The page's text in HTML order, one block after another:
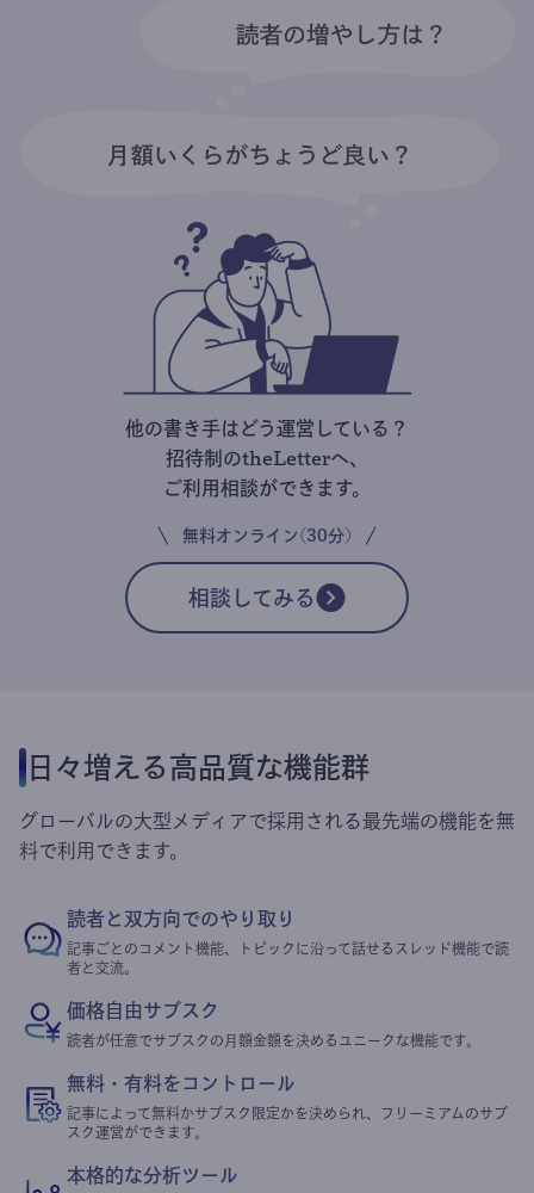
他の書き手はどう運営している？
招待制のtheLetterへ、
ご利用相談ができます。
無料オンライン(30分)
相談してみる
日々増える高品質な機能群
グローバルの大型メディアで採用される最先端の機能を無
料で利用できます。
読者と双方向でのやり取り
記事ごとのコメント機能、トピックに沿って話せるスレッド機能で読
者と交流。
価格自由サブスク
読者が任意でサブスクの月額金額を決めるユニークな機能です。
無料・有料をコントロール
記事によって無料かサブスク限定かを決められ、フリーミアムのサブ
スク運営ができます。
本格的な分析ツール